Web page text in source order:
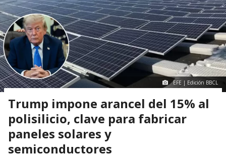
EFE | Edición BBCL
Trump impone arancel del 15% al
polisilicio, clave para fabricar
paneles solares y
semiconductores